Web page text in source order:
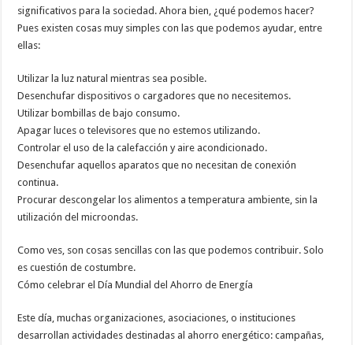
significativos para la sociedad. Ahora bien, ¿qué podemos hacer?
Pues existen cosas muy simples con las que podemos ayudar, entre
ellas:
Utilizar la luz natural mientras sea posible.
Desenchufar dispositivos o cargadores que no necesitemos.
Utilizar bombillas de bajo consumo.
Apagar luces o televisores que no estemos utilizando.
Controlar el uso de la calefacción y aire acondicionado.
Desenchufar aquellos aparatos que no necesitan de conexión
continua.
Procurar descongelar los alimentos a temperatura ambiente, sin la
utilización del microondas.
Como ves, son cosas sencillas con las que podemos contribuir. Solo
es cuestión de costumbre.
Cómo celebrar el Día Mundial del Ahorro de Energía
Este día, muchas organizaciones, asociaciones, o instituciones
desarrollan actividades destinadas al ahorro energético: campañas,